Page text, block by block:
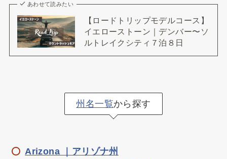
あわせて読みたい
【ロードトリップモデルコース】
イエローストーン｜デンバー〜ソ
ルトレイクシティ７泊８日
州名一覧から探す
Arizona ｜アリゾナ州